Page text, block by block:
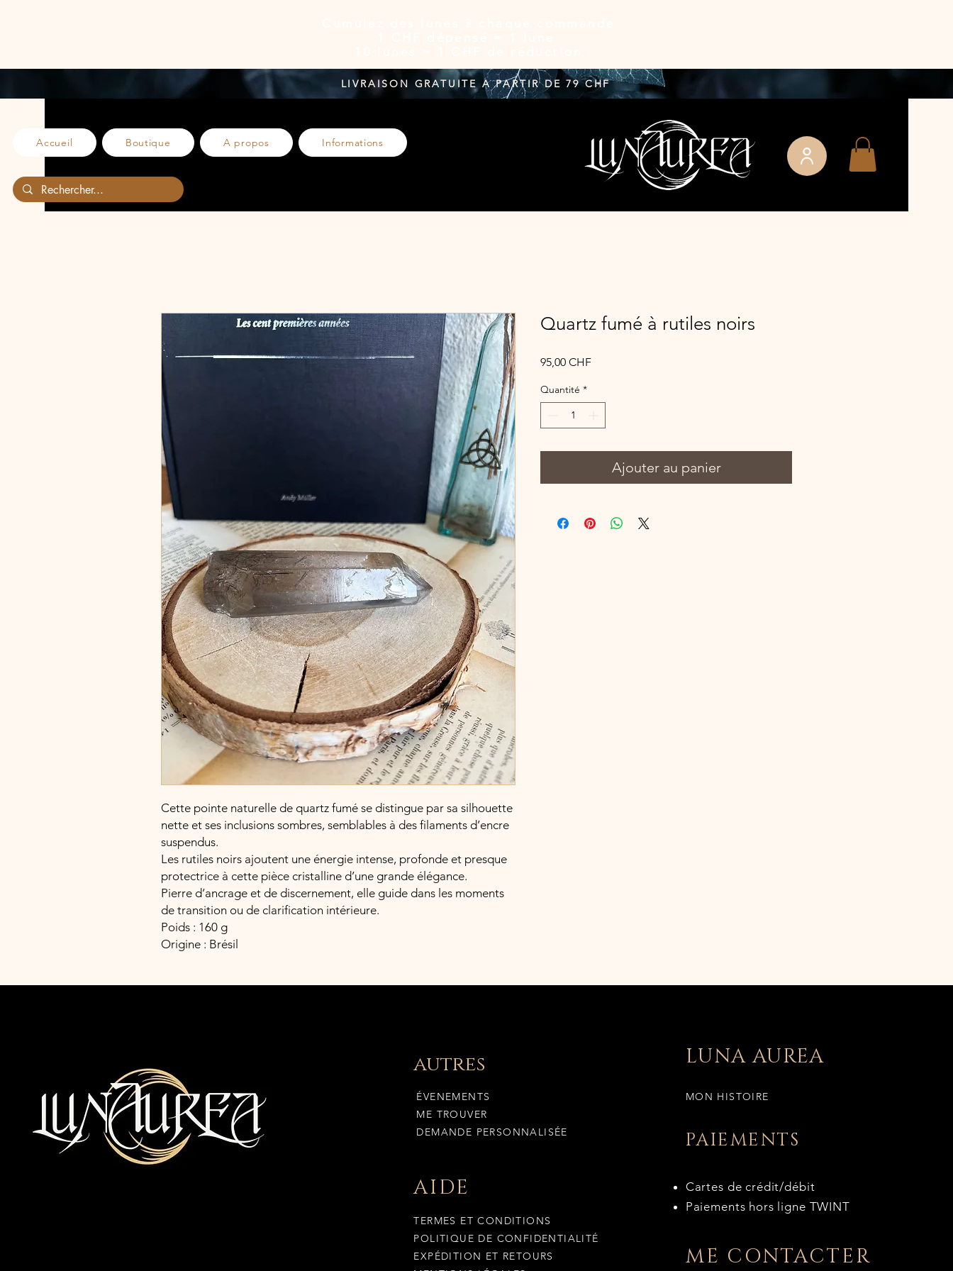
LIVRAISON GRATUITE A PARTIR DE 79 CHF
Accueil Boutique A propos Informations
Cette pointe naturelle de quartz fumé se distingue par sa silhouette
nette et ses inclusions sombres, semblables à des filaments d’encre
suspendus.
Les rutiles noirs ajoutent une énergie intense, profonde et presque
protectrice à cette pièce cristalline d’une grande élégance.
Pierre d’ancrage et de discernement, elle guide dans les moments
de transition ou de clarification intérieure.
Poids : 160 g
Origine : Brésil
Quartz fumé à rutiles noirs
95,00 CHFPrix
Quantité *
Ajouter au panier
autres
ÉVENEMENTS
ME TROUVER
DEMANDE PERSONNALISÉE
AIDE
TERMES ET CONDITIONS
POLITIQUE DE CONFIDENTIALITÉ
EXPÉDITION ET RETOURS
LUNA AUREA
MON HISTOIRE
PAIEMENTS
Cartes de crédit/débit
Paiements hors ligne TWINT
ME CONTACTER